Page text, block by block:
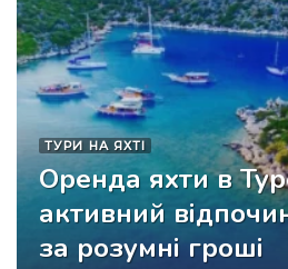
ТУРИ НА ЯХТІ
Оренда яхти в
активний
за розумні гроші